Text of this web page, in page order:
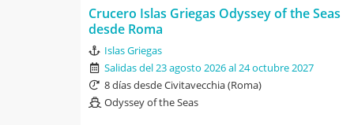
Crucero Islas Griegas Odyssey of the Seas
desde Roma
Islas Griegas
Salidas del 23 agosto 2026 al 24 octubre 2027
8 días desde Civitavecchia (Roma)
Odyssey of the Seas